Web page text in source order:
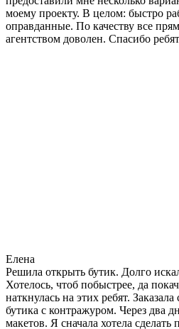
моему проекту. В целом: быстро
оправданные. По качеству все
агентством доволен. Спасибо
Елена
Решила открыть бутик. Долго
Хотелось, чтоб побыстрее, да
наткнулась на этих ребят.
бутика с контражуром. Через два
макетов. Я сначала хотела